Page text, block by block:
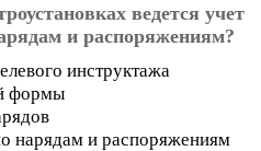
ведется учет
и распоряжениям?
инструктажа
формы
нарядам и распоряжениям